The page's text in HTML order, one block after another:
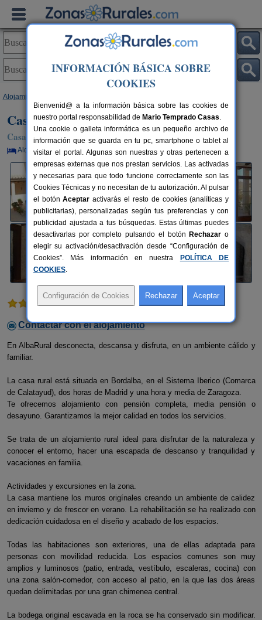
Alojamientos
Casa Rural Alba Rural
Casa Rural en Bordalba (Zaragoza)
Alquiler por habitaciones 2-8+2 plazas 150 km de Zaragoza
1 comentario
Contactar con el alojamiento
En AlbaRural desconecta, descansa y disfruta, en un ambiente cálido y
familiar.
La casa rural está situada en Bordalba, en el Sistema Iberico (Comarca
de Calatayud), dos horas de Madrid y una hora y media de Zaragoza.
Te ofrecemos alojamiento con pensión completa, media pensión o
desayuno. Garantizamos la mejor calidad en todos los servicios.
Se trata de un alojamiento rural ideal para disfrutar de la naturaleza y
conocer el entorno, hacer una escapada de descanso y tranquilidad y
vacaciones en familia.
Actividades y excursiones en la zona.
La casa mantiene los muros origínales creando un ambiente de calidez
en invierno y de frescor en verano. La rehabilitación se ha realizado con
dedicación cuidadosa en el diseño y acabado de los espacios.
Todas las habitaciones son exteriores, una de ellas adaptada para
personas con movilidad reducida. Los espacios comunes son muy
amplios y luminosos (patio, entrada, vestíbulo, escaleras, cocina) con
una zona salón-comedor, con acceso al patio, en la que las dos áreas
quedan delimitadas por una gran chimenea central.
La bodega original escavada en la roca se ha conservado sin modificar.
INFORMACIÓN BÁSICA SOBRE
COOKIES
Bienvenid@ a la información básica sobre las cookies de
nuestro portal responsabilidad de Mario Temprado Casas.
Una cookie o galleta informática es un pequeño archivo de
información que se guarda en tu pc, smartphone o tablet al
visitar el portal. Algunas son nuestras y otras pertenecen a
empresas externas que nos prestan servicios. Las activadas
y necesarias para que todo funcione correctamente son las
Cookies Técnicas y no necesitan de tu autorización. Al pulsar
el botónAceptar activarás el resto de cookies (analíticas y
publicitarias), personalizadas según tus preferencias y con
publicidad ajustada a tus búsquedas. Estas últimas puedes
desactivarlas por completo pulsando el botón Rechazar o
elegir su activación/desactivación desde “Configuración de
Cookies”. Más información en nuestra
POLÍTICA DE
COOKIES.